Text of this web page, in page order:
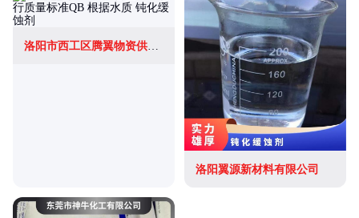
洛阳市西工区腾翼物资供应站
洛阳翼源新材料有限公司